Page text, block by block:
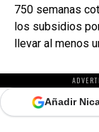
750 semanas
los subsidios
llevar al menos
Añadir